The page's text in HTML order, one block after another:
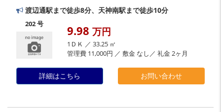
渡辺通駅まで徒歩8分、天神南駅まで徒歩10分
202 号 9.98 万円
1ＤＫ ／ 33.25 ㎡
管理費 11,000円 ／ 敷金 なし／ 礼金 2ヶ月
詳細はこちら お問い合わせ